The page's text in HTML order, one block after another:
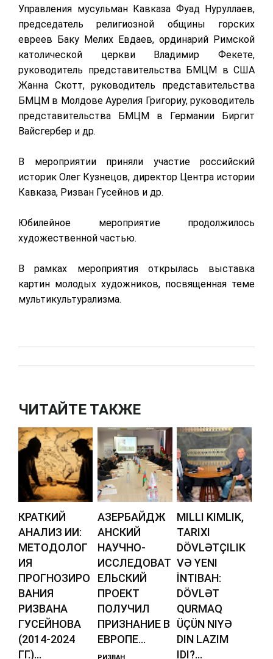
Управления мусульман Кавказа Фуад Нуруллаев,
председатель религиозной общины горских
евреев Баку Мелих Евдаев, ординарий Римской
католической церкви Владимир Фекете,
руководитель представительства БМЦМ в США
Жанна Скотт, руководитель представительства
БМЦМ в Молдове Аурелия Григориу, руководитель
представительства БМЦМ в Германии Биргит
Вайсгербер и др.
В мероприятии приняли участие российский
историк Олег Кузнецов, директор Центра истории
Кавказа, Ризван Гусейнов и др.
Юбилейное мероприятие продолжилось
художественной частью.
В рамках мероприятия открылась выставка
картин молодых художников, посвященная теме
мультикультурализма.
ЧИТАЙТЕ ТАКЖЕ
КРАТКИЙ
АНАЛИЗ ИИ:
МЕТОДОЛОГ
ИЯ
ПРОГНОЗИРО
ВАНИЯ
РИЗВАНА
ГУСЕЙНОВА
(2014-2024
ГГ.)...
АЗЕРБАЙДЖ
АНСКИЙ
НАУЧНО-
ИССЛЕДОВАТ
ЕЛЬСКИЙ
ПРОЕКТ
ПОЛУЧИЛ
ПРИЗНАНИЕ В
ЕВРОПЕ...
MILLI KIMLIK,
TARIXI
DÖVLƏTÇILIK
VƏ YENI
İNTIBAH:
DÖVLƏT
QURMAQ
ÜÇÜN NIYƏ
DIN LAZIM
IDI?...